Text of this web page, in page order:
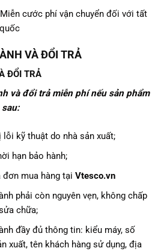
Miễn cước phí vận chuyển đối với tất
VÀ ĐỔI TRẢ
ĐỔI TRẢ
và đổi trả miễn phí nếu sản phẩm
lỗi kỹ thuật do nhà sản xuất;
hạn bảo hành;
đơn mua hàng tạiVtesco.vn
phải còn nguyên vẹn, không chấp
chữa;
đầy đủ thông tin: kiểu máy, số
xuất, tên khách hàng sử dụng, địa